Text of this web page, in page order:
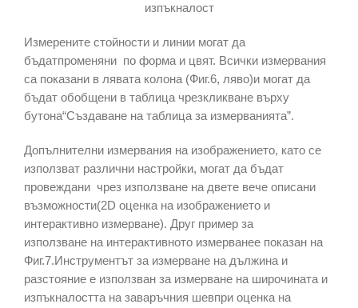
изпъкналост
Измерените стойности и линии могат да
бъдатпроменяни по форма и цвят. Всички измервания
са показани в лявата колона (Фиг.6, ляво)и могат да
бъдат обобщени в таблица чрезкликване върху
бутона“Създаване на таблица за измерванията”.
Допълнителни измервания на изображението, като се
използват различни настройки, могат да бъдат
провеждани чрез използване на двете вече описани
възможности(2D оценка на изображението и
интерактивно измерване). Друг пример за
използване на интерактивното измерванее показан на
Фиг.7.Инструментът за измерване на дължина и
разстояние е използван за измерване на широчината и
изпъкналостта на заваръчния шевпри оценка на